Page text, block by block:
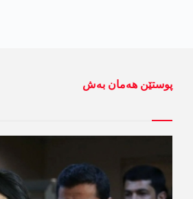
پوستێن ھەمان بەش